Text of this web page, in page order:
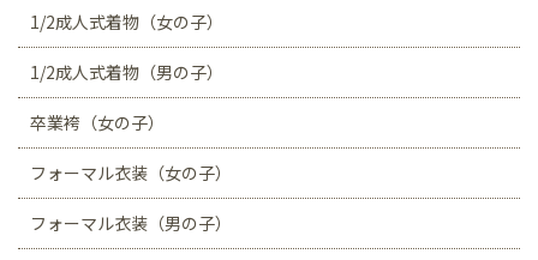
1/2成人式着物（女の子）
1/2成人式着物（男の子）
卒業袴（女の子）
フォーマル衣装（女の子）
フォーマル衣装（男の子）